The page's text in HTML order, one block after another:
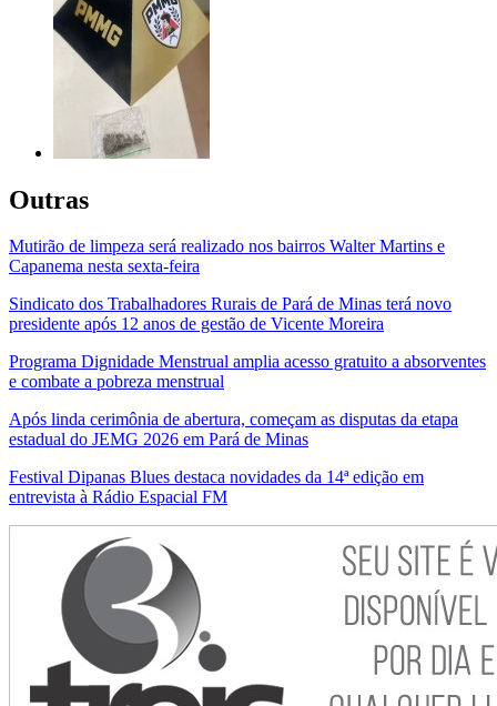
Outras
Mutirão de limpeza será realizado nos bairros Walter Martins e
Capanema nesta sexta-feira
Sindicato dos Trabalhadores Rurais de Pará de Minas terá novo
presidente após 12 anos de gestão de Vicente Moreira
Programa Dignidade Menstrual amplia acesso gratuito a absorventes
e combate a pobreza menstrual
Após linda cerimônia de abertura, começam as disputas da etapa
estadual do JEMG 2026 em Pará de Minas
Festival Dipanas Blues destaca novidades da 14ª edição em
entrevista à Rádio Espacial FM